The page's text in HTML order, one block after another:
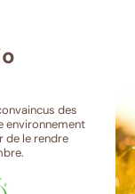
des
environnement
de le rendre